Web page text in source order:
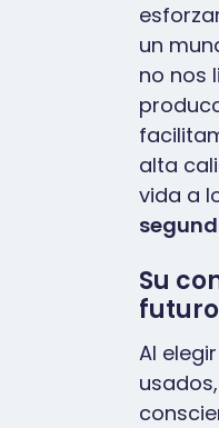
un
no nos
alta
vida a
Su
Al